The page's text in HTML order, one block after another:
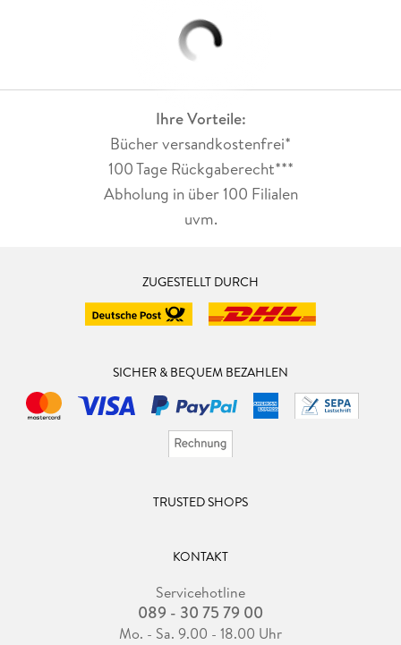
Ihre Vorteile:
Bücher versandkostenfrei*
100 Tage Rückgaberecht***
Abholung in über 100 Filialen
uvm.
ZUGESTELLT DURCH
SICHER & BEQUEM BEZAHLEN
TRUSTED SHOPS
KONTAKT
Servicehotline
089 - 30 75 79 00
Mo. - Sa. 9.00 - 18.00 Uhr